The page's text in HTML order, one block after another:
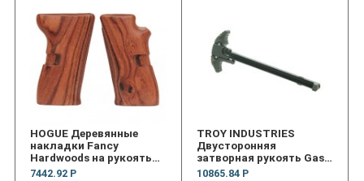
HOGUE Деревянные
накладки Fancy
Hardwoods на рукоять
пистолета CZ52 Pau
7442.92 Р
TROY INDUSTRIES
Двусторонняя
затворная рукоять Gas
Divert Pneuma Ambi
10865.84 Р